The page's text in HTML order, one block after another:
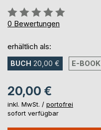
Bewertung::
0%
0 Bewertungen
erhältlich als:
BUCH 20,00 € E-BOOK
20,00 €
inkl. MwSt. / portofrei
sofort verfügbar